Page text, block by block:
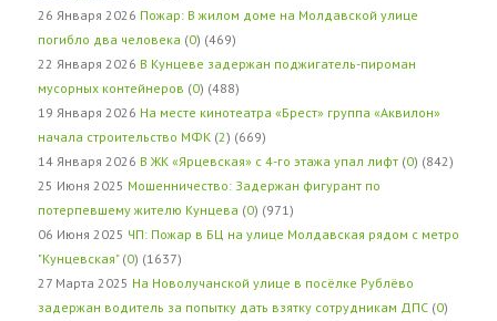
26 Января 2026 Пожар: В жилом доме на Молдавской улице
погибло два человека (0) (469)
22 Января 2026 В Кунцеве задержан поджигатель-пироман
мусорных контейнеров (0) (488)
19 Января 2026 На месте кинотеатра «Брест» группа «Аквилон»
начала строительство МФК (2) (669)
14 Января 2026 В ЖК «Ярцевская» с 4-го этажа упал лифт (0) (842)
25 Июня 2025 Мошенничество: Задержан фигурант по
потерпевшему жителю Кунцева (0) (971)
06 Июня 2025 ЧП: Пожар в БЦ на улице Молдавская рядом с метро
"Кунцевская" (0) (1637)
27 Марта 2025 На Новолучанской улице в посёлке Рублёво
задержан водитель за попытку дать взятку сотрудникам ДПС (0)